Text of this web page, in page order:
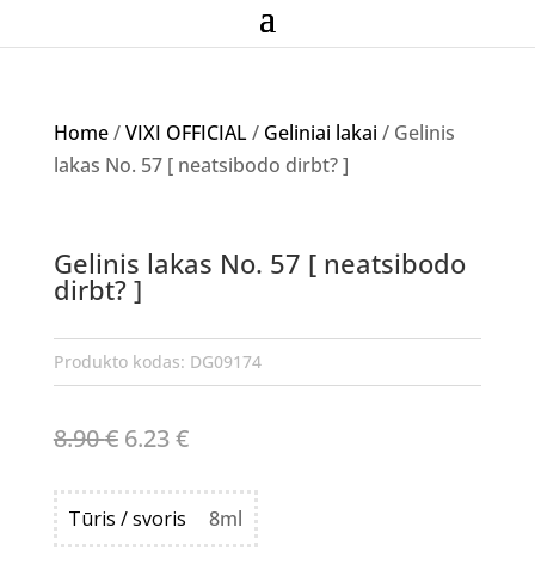
Home/VIXI OFFICIAL/ Geliniai lakai / Gelinis
lakas No. 57 [ neatsibodo dirbt? ]
Gelinis lakas No. 57 [ neatsibodo
dirbt? ]
Produkto kodas: DG09174
8.90€ Original
was:
8.90 €.
6.23€Current
is:
6.23 €.
Tūris / svoris 8ml